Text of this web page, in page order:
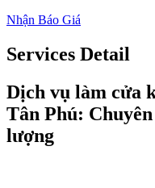
Nhận Báo Giá
Services Detail
Dịch vụ làm cửa
Tân Phú:
lượng